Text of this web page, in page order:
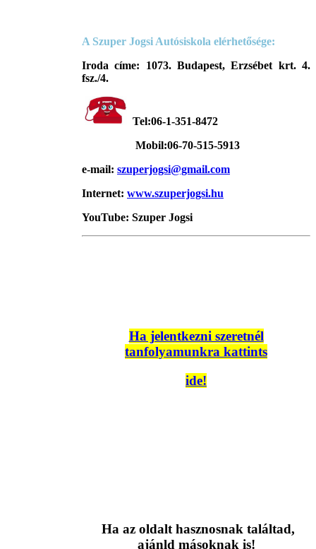
A Szuper Jogsi Autósiskola elérhetősége:
Iroda címe: 1073. Budapest, Erzsébet krt. 4.
fsz./4.
Tel:06-1-351-8472
Mobil:06-70-515-5913
e-mail: szuperjogsi@gmail.com
Internet: www.szuperjogsi.hu
YouTube: Szuper Jogsi
Ha jelentkezni szeretnél
tanfolyamunkra kattints
ide!
Ha az oldalt hasznosnak találtad,
ajánld másoknak is!